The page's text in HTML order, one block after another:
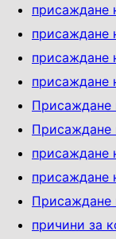
присаждане
присаждане
присаждане
присаждане
Присаждане
Присаждане
присаждане
присаждане
Присаждане
причини за